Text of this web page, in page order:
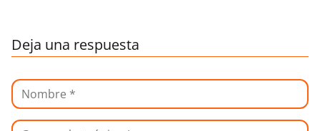
Deja una respuesta